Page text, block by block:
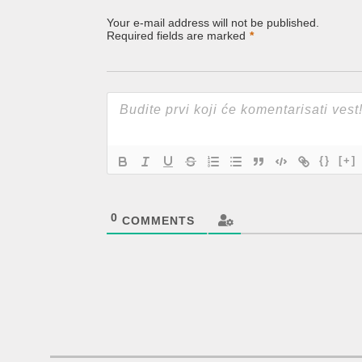
Your e-mail address will not be published.
Required fields are marked *
{} [+]
0 COMMENTS